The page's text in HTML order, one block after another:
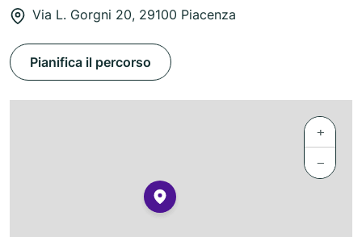
Via L. Gorgni 20, 29100 Piacenza
Pianifica il percorso
+
−